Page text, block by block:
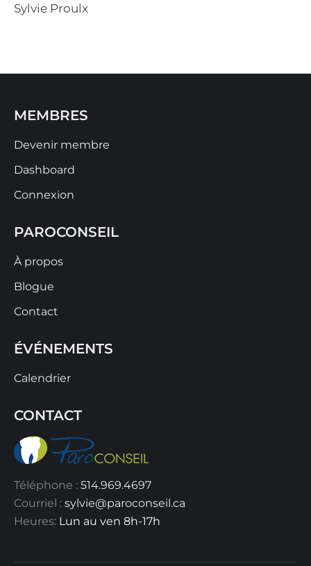
Sylvie Proulx
MEMBRES
Devenir membre
Dashboard
Connexion
PAROCONSEIL
À propos
Blogue
Contact
ÉVÉNEMENTS
Calendrier
CONTACT
Téléphone : 514.969.4697
Courriel : sylvie@paroconseil.ca
Heures: Lun au ven 8h-17h